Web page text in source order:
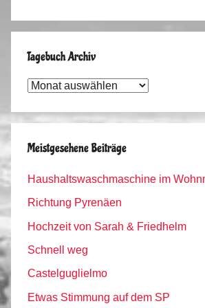
Tagebuch Archiv
Tagebuch
Meistgesehene Beiträge
Haushaltswaschmaschine im
Richtung Pyrenäen
Hochzeit von Sarah & Friedhelm
Schnell weg
Castelguglielmo
Etwas Stimmung auf dem SP